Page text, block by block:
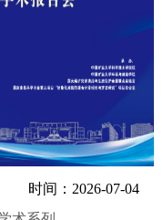
时间：2026-07-04